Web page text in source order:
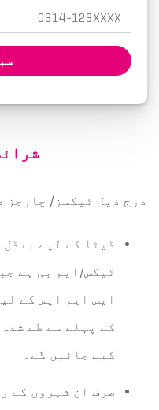
درج ذیل ٹیکسز/ چارجز
ٹیکس/ایم بی ہے
ایس ایم ایس کے
کے پہلے سے طے
کیے جائیں گے۔
صرف ان شہروں کے